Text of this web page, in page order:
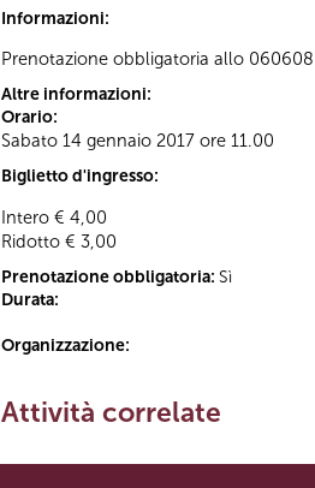
Informazioni:
Prenotazione obbligatoria allo
Altre informazioni:
Orario:
Sabato 14 gennaio 2017 ore 11.00
Biglietto d'ingresso:
Intero € 4,00
Ridotto € 3,00
Prenotazione obbligatoria: Sì
Durata:
Organizzazione:
Attività correlate